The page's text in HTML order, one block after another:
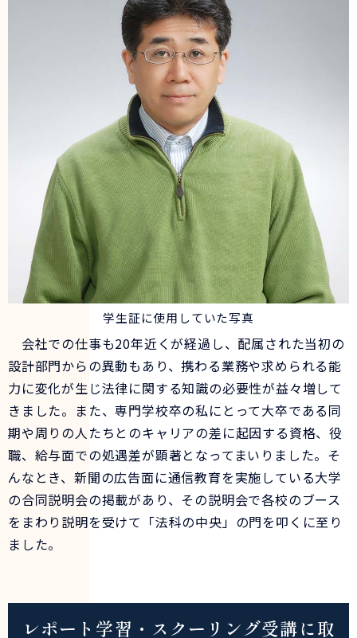
学生証に使用していた写真
会社での仕事も20年近くが経過し、配属された当初の
設計部門からの異動もあり、携わる業務や求められる能
力に変化が生じ法律に関する知識の必要性が益々増して
きました。また、専門学校卒の私にとって大卒である同
期や周りの人たちとのキャリアの差に起因する資格、役
職、給与面での処遇差が顕著となってまいりました。そ
んなとき、新聞の広告面に通信教育を実施している大学
の合同説明会の掲載があり、その説明会で各校のブース
をまわり説明を受けて「法科の中央」の門を叩くに至り
ました。
レポート学習・スクーリング受講に取